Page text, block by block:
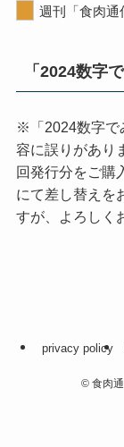
週刊「食肉通
「2024数字
※「2024数字で
容に誤りがあり
回発行分をご購
にて差し替えを
すが、よろしく
privacy policy
©食肉通